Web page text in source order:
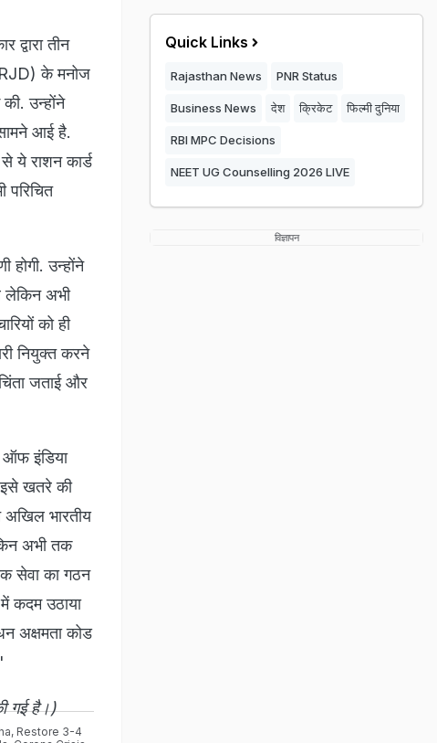
द्वारा तीन
(RJD) के मनोज
उन्होंने
आई है.
ये राशन कार्ड
परिचित
होगी. उन्होंने
लेकिन अभी
को ही
नियुक्त करने
जताई और
ऑफ इंडिया
खतरे की
अखिल भारतीय
अभी तक
सेवा का गठन
कदम उठाया
अक्षमता कोड
गई है।)
, Restore 3-4
Quick Links
Rajasthan News PNR Status
Business News देश क्रिकेट फिल्मी दुनिया
RBI MPC Decisions
NEET UG Counselling 2026 LIVE
विज्ञापन